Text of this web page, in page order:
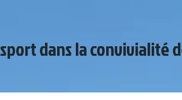
dans la convivialité